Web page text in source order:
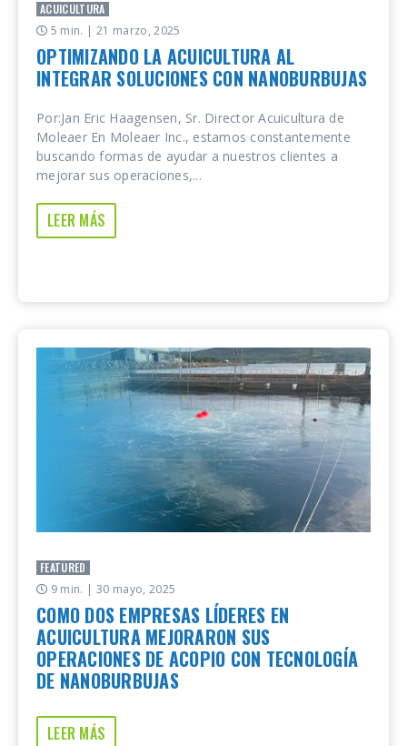
ACUICULTURA
5 min. | 21 marzo, 2025
OPTIMIZANDO LA ACUICULTURA AL
INTEGRAR SOLUCIONES CON NANOBURBUJAS
Por:Jan Eric Haagensen, Sr. Director Acuicultura de
Moleaer En Moleaer Inc., estamos constantemente
buscando formas de ayudar a nuestros clientes a
mejorar sus operaciones,...
LEER MÁS
FEATURED
9 min. | 30 mayo, 2025
COMO DOS EMPRESAS LÍDERES EN
ACUICULTURA MEJORARON SUS
OPERACIONES DE ACOPIO CON TECNOLOGÍA
DE NANOBURBUJAS
LEER MÁS